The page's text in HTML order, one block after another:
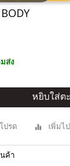
ส่ง
หยิบใส่ต
ปรด เพิ่มไ
ค้า